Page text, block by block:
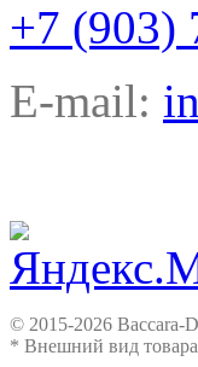
+7 (903)
E-mail:
© 2015-2026 Baccara-
* Внешний вид товара